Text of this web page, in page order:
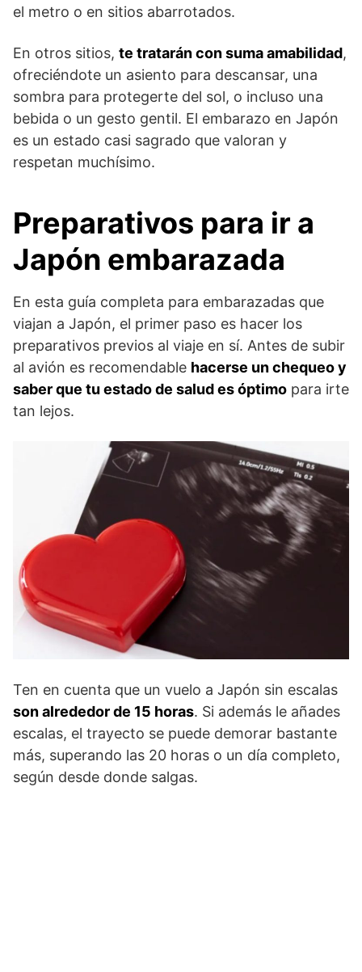
el metro o en sitios abarrotados.
En otros sitios, te tratarán con suma amabilidad,
ofreciéndote un asiento para descansar, una
sombra para protegerte del sol, o incluso una
bebida o un gesto gentil. El embarazo en Japón
es un estado casi sagrado que valoran y
respetan muchísimo.
Preparativos para ir a
Japón embarazada
En esta guía completa para embarazadas que
viajan a Japón, el primer paso es hacer los
preparativos previos al viaje en sí. Antes de subir
al avión es recomendable hacerse un chequeo y
saber que tu estado de salud es óptimo para irte
tan lejos.
Ten en cuenta que un vuelo a Japón sin escalas
son alrededor de 15 horas. Si además le añades
escalas, el trayecto se puede demorar bastante
más, superando las 20 horas o un día completo,
según desde donde salgas.